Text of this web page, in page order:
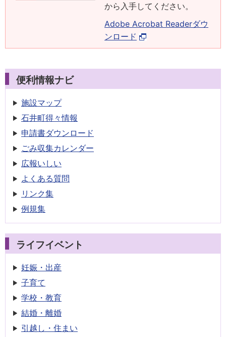
から入手してください。
Adobe Acrobat Readerダウ
ンロード
便利情報ナビ
施設マップ
石井町得々情報
申請書ダウンロード
ごみ収集カレンダー
広報いしい
よくある質問
リンク集
例規集
ライフイベント
妊娠・出産
子育て
学校・教育
結婚・離婚
引越し・住まい